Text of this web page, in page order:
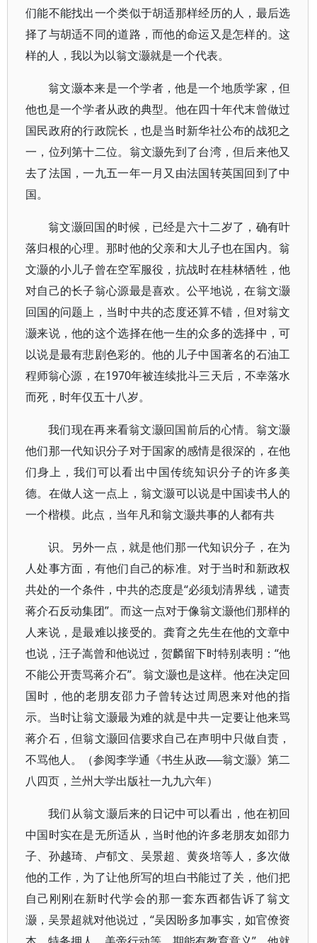
们能不能找出一个类似于胡适那样经历的人，最后选
择了与胡适不同的道路，而他的命运又是怎样的。这
样的人，我以为以翁文灏就是一个代表。
翁文灏本来是一个学者，他是一个地质学家，但
他也是一个学者从政的典型。他在四十年代末曾做过
国民政府的行政院长，也是当时新华社公布的战犯之
一，位列第十二位。翁文灏先到了台湾，但后来他又
去了法国，一九五一年一月又由法国转英国回到了中
国。
翁文灏回国的时候，已经是六十二岁了，确有叶
落归根的心理。那时他的父亲和大儿子也在国内。翁
文灏的小儿子曾在空军服役，抗战时在桂林牺牲，他
对自己的长子翁心源最是喜欢。公平地说，在翁文灏
回国的问题上，当时中共的态度还算不错，但对翁文
灏来说，他的这个选择在他一生的众多的选择中，可
以说是最有悲剧色彩的。他的儿子中国著名的石油工
程师翁心源，在1970年被连续批斗三天后，不幸落水
而死，时年仅五十八岁。
我们现在再来看翁文灏回国前后的心情。翁文灏
他们那一代知识分子对于国家的感情是很深的，在他
们身上，我们可以看出中国传统知识分子的许多美
德。在做人这一点上，翁文灏可以说是中国读书人的
一个楷模。此点，当年凡和翁文灏共事的人都有共
识。另外一点，就是他们那一代知识分子，在为
人处事方面，有他们自己的标准。对于当时和新政权
共处的一个条件，中共的态度是“必须划清界线，谴责
蒋介石反动集团”。而这一点对于像翁文灏他们那样的
人来说，是最难以接受的。龚育之先生在他的文章中
也说，汪子嵩曾和他说过，贺麟留下时特别表明：“他
不能公开责骂蒋介石”。翁文灏也是这样。他在决定回
国时，他的老朋友邵力子曾转达过周恩来对他的指
示。当时让翁文灏最为难的就是中共一定要让他来骂
蒋介石，但翁文灏回信要求自己在声明中只做自责，
不骂他人。（参阅李学通《书生从政──翁文灏》第二
八四页，兰州大学出版社一九九六年）
我们从翁文灏后来的日记中可以看出，他在初回
中国时实在是无所适从，当时他的许多老朋友如邵力
子、孙越琦、卢郁文、吴景超、黄炎培等人，多次做
他的工作，为了让他所写的坦白书能过了关，他们把
自己刚刚在新时代学会的那一套东西都告诉了翁文
灏，吴景超就对他说过，“吴因盼多加事实，如官僚资